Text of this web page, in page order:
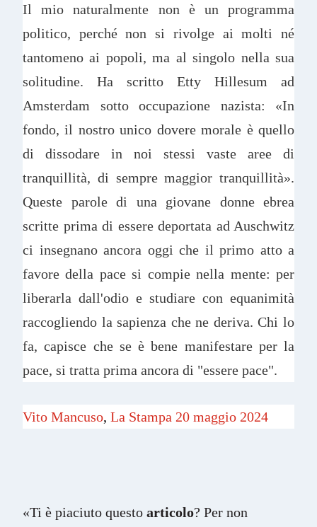
Il mio naturalmente non è un programma
politico, perché non si rivolge ai molti né
tantomeno ai popoli, ma al singolo nella sua
solitudine. Ha scritto Etty Hillesum ad
Amsterdam sotto occupazione nazista: «In
fondo, il nostro unico dovere morale è quello
di dissodare in noi stessi vaste aree di
tranquillità, di sempre maggior tranquillità».
Queste parole di una giovane donne ebrea
scritte prima di essere deportata ad Auschwitz
ci insegnano ancora oggi che il primo atto a
favore della pace si compie nella mente: per
liberarla dall'odio e studiare con equanimità
raccogliendo la sapienza che ne deriva. Chi lo
fa, capisce che se è bene manifestare per la
pace, si tratta prima ancora di "essere pace".
Vito Mancuso, La Stampa 20 maggio 2024
«Ti è piaciuto questo articolo? Per non